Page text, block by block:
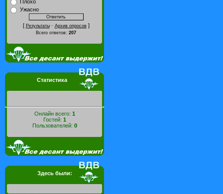
Плохо
Ужасно
[ Результаты· Архив опросов]
Всего ответов: 207
Статистика
Онлайн всего: 1
Гостей: 1
Пользователей: 0
Здесь были: